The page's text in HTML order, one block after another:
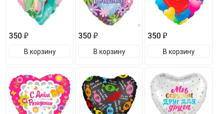
350 ₽
В корзину
350 ₽
В корзину
350 ₽
В корзину